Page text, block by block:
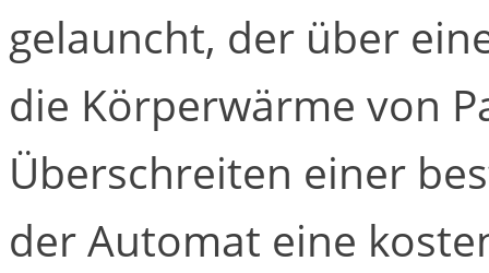
gelauncht, der über
die Körperwärme von
Überschreiten einer
der Automat eine